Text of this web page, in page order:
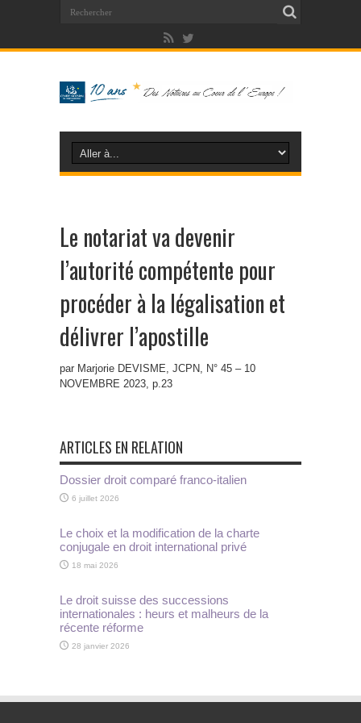
Le notariat va devenir
l’autorité compétente pour
procéder à la légalisation et
délivrer l’apostille
par Marjorie DEVISME, JCPN, N° 45 – 10
NOVEMBRE 2023, p.23
ARTICLES EN RELATION
Dossier droit comparé franco-italien
6 juillet 2026
Le choix et la modification de la charte
conjugale en droit international privé
18 mai 2026
Le droit suisse des successions
internationales : heurs et malheurs de la
récente réforme
28 janvier 2026